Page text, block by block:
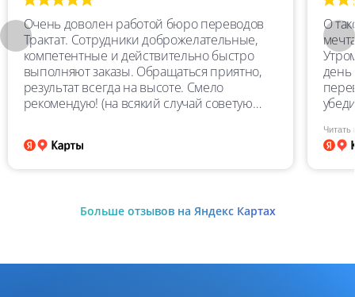
Очень доволен работой бюро переводов
Трактат. Сотрудники доброжелательные,
компетентные и действительно быстро
выполняют заказы. Обращаться приятно,
результат всегда на высоте. Смело
рекомендую! (на всякий случай советую
О
день
Читать
Больше отзывов на Яндекс Картах